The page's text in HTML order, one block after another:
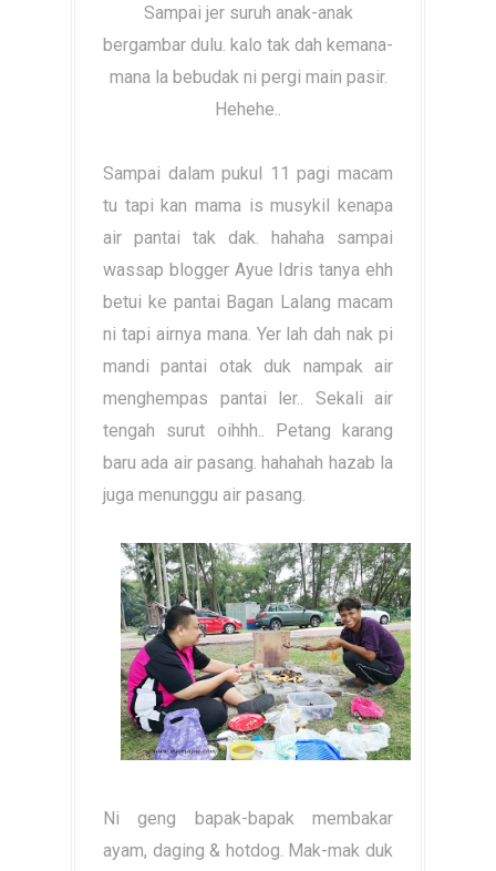
Sampai jer suruh anak-anak
bergambar dulu. kalo tak dah kemana-
mana la bebudak ni pergi main pasir.
Hehehe..
Sampai dalam pukul 11 pagi macam
tu tapi kan mama is musykil kenapa
air pantai tak dak. hahaha sampai
wassap blogger Ayue Idris tanya ehh
betui ke pantai Bagan Lalang macam
ni tapi airnya mana. Yer lah dah nak pi
mandi pantai otak duk nampak air
menghempas pantai ler.. Sekali air
tengah surut oihhh.. Petang karang
baru ada air pasang. hahahah hazab la
juga menunggu air pasang.
Ni geng bapak-bapak membakar
ayam, daging & hotdog. Mak-mak duk